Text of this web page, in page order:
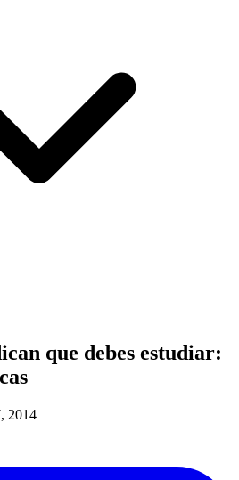
que debes estudiar:
2014